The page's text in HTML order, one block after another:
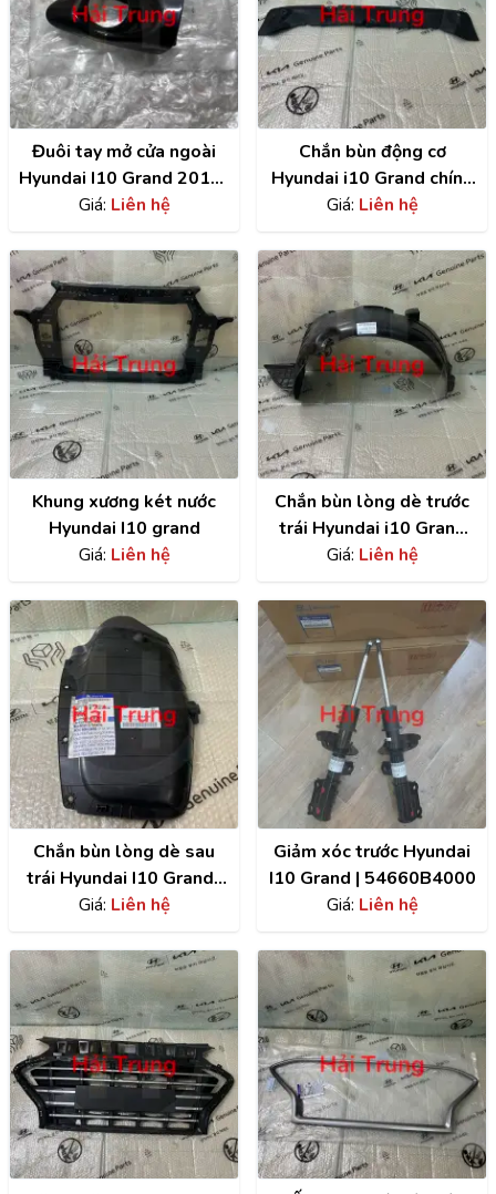
Đuôi tay mở cửa ngoài
Hyundai I10 Grand 2014-
2020 chính hãng
Giá: Liên hệ
Chắn bùn động cơ
Hyundai i10 Grand chính
hãng | 29110B4000
Giá: Liên hệ
Khung xương két nước
Hyundai I10 grand
Giá: Liên hệ
Chắn bùn lòng dè trước
trái Hyundai i10 Grand
chính hãng |
Giá: Liên hệ
Chắn bùn lòng dè sau
trái Hyundai I10 Grand |
86821B4400
Giá: Liên hệ
Giảm xóc trước Hyundai
I10 Grand | 54660B4000
Giá: Liên hệ